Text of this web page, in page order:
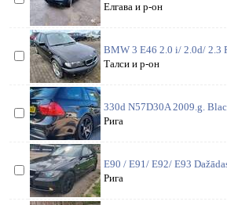
Елгава и р-он
BMW 3 E46 2.0 i/ 2.0d/ 2.3
Талси и р-он
330d N57D30A 2009.g.
Рига
E90 / E91/ E92/ E93
Рига